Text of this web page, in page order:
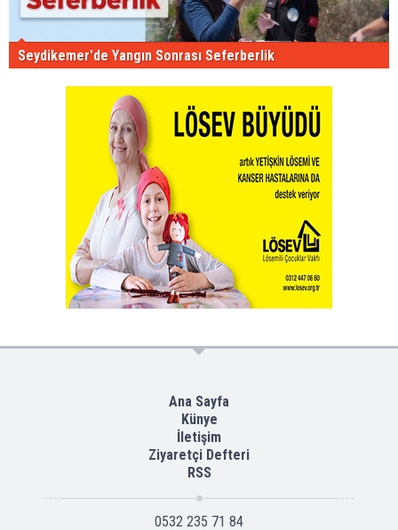
Seydikemer'de Yangın Sonrası Seferberlik
Ana Sayfa
Künye
İletişim
Ziyaretçi Defteri
RSS
0532 235 71 84